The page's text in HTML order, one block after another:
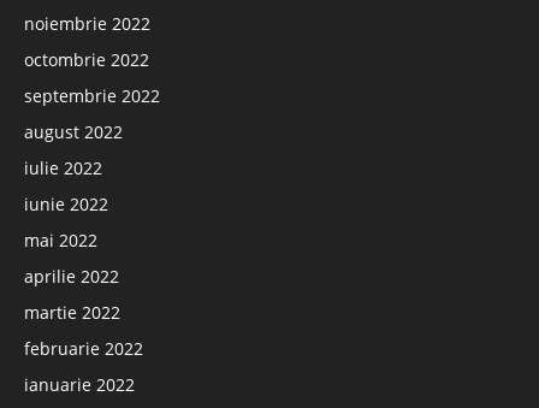
noiembrie 2022
octombrie 2022
septembrie 2022
august 2022
iulie 2022
iunie 2022
mai 2022
aprilie 2022
martie 2022
februarie 2022
ianuarie 2022